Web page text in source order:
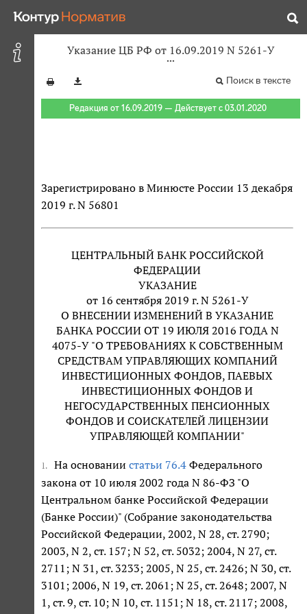
Указание ЦБ РФ от 16.09.2019 N 5261-У
Поиск в тексте
Редакция от 16.09.2019 — Действует с 03.01.2020
Зарегистрировано в Минюсте России 13 декабря
2019 г. N 56801
ЦЕНТРАЛЬНЫЙ БАНК РОССИЙСКОЙ
ФЕДЕРАЦИИ
УКАЗАНИЕ
от 16 сентября 2019 г. N 5261-У
О ВНЕСЕНИИ ИЗМЕНЕНИЙ В УКАЗАНИЕ
БАНКА РОССИИ ОТ 19 ИЮЛЯ 2016 ГОДА N
4075-У "О ТРЕБОВАНИЯХ К СОБСТВЕННЫМ
СРЕДСТВАМ УПРАВЛЯЮЩИХ КОМПАНИЙ
ИНВЕСТИЦИОННЫХ ФОНДОВ, ПАЕВЫХ
ИНВЕСТИЦИОННЫХ ФОНДОВ И
НЕГОСУДАРСТВЕННЫХ ПЕНСИОННЫХ
ФОНДОВ И СОИСКАТЕЛЕЙ ЛИЦЕНЗИИ
УПРАВЛЯЮЩЕЙ КОМПАНИИ"
1. На основании статьи 76.4 Федерального
закона от 10 июля 2002 года N 86-ФЗ "О
Центральном банке Российской Федерации
(Банке России)" (Собрание законодательства
Российской Федерации, 2002, N 28, ст. 2790;
2003, N 2, ст. 157; N 52, ст. 5032; 2004, N 27, ст.
2711; N 31, ст. 3233; 2005, N 25, ст. 2426; N 30, ст.
3101; 2006, N 19, ст. 2061; N 25, ст. 2648; 2007, N
1, ст. 9, ст. 10; N 10, ст. 1151; N 18, ст. 2117; 2008,